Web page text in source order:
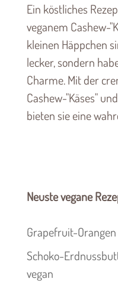
Ein köstliches
veganem Cashew-
kleinen Häppchen
lecker, sondern
Charme. Mit der
Cashew-"Käses"
bieten sie eine
Neuste vegane
Grapefruit-
Schoko-
vegan